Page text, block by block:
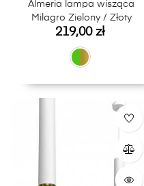
Almeria lampa wisząca
Milagro Zielony / Złoty
Cena
219,00 zł